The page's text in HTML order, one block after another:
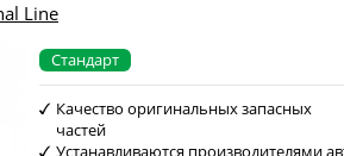
Line
Стандарт
Качество оригинальных запасных
частей
Устанавливаются производителями